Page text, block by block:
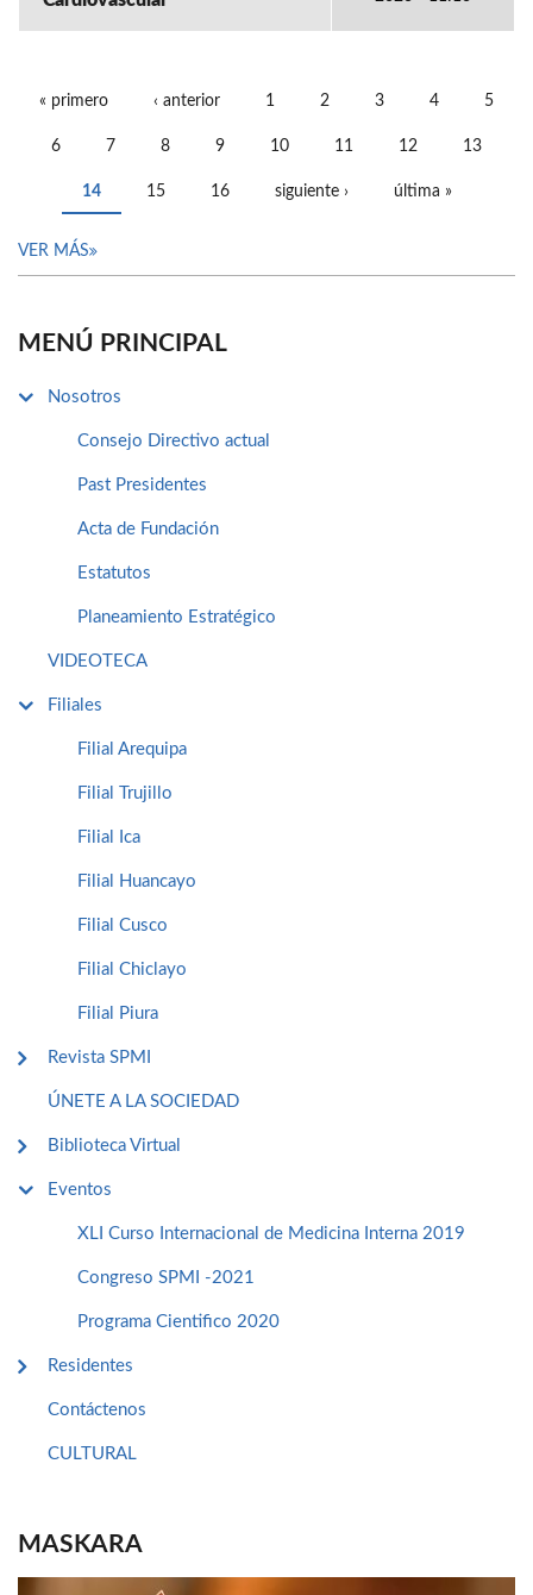
« primero ‹ anterior 1 2 3 4 5
6 7 8 9 10 11 12 13
14 15 16 siguiente › última »
VER MÁS
MENÚ PRINCIPAL
Nosotros
Consejo Directivo actual
Past Presidentes
Acta de Fundación
Estatutos
Planeamiento Estratégico
VIDEOTECA
Filiales
Filial Arequipa
Filial Trujillo
Filial Ica
Filial Huancayo
Filial Cusco
Filial Chiclayo
Filial Piura
Revista SPMI
ÚNETE A LA SOCIEDAD
Biblioteca Virtual
Eventos
XLI Curso Internacional de Medicina Interna 2019
Congreso SPMI -2021
Programa Cientifico 2020
Residentes
Contáctenos
CULTURAL
MASKARA